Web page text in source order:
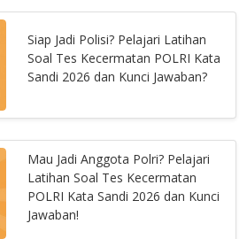
Siap Jadi Polisi? Pelajari Latihan
Soal Tes Kecermatan POLRI Kata
Sandi 2026 dan Kunci Jawaban?
Mau Jadi Anggota Polri? Pelajari
Latihan Soal Tes Kecermatan
POLRI Kata Sandi 2026 dan Kunci
Jawaban!